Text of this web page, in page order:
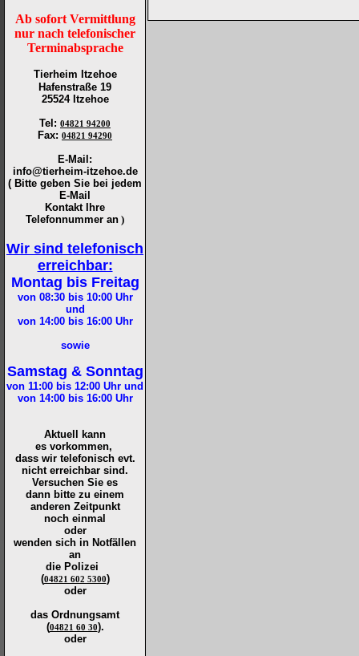
Ab sofort Vermittlung
nur nach telefonischer
Terminabsprache
Tierheim Itzehoe
Hafenstraße 19
25524 Itzehoe
Tel : 04821 94200
Fax: 04821 94290
E-Mail:
info@tierheim-itzehoe.de
( Bitte geben Sie bei jedem
E-Mail
Kontakt Ihre
Telefonnummer an )
Wir sind telefonisch
erreichbar:
Montag bis Freitag
von 08:30 bis 10:00Uhr
und
von 14:00 bis 16:00Uhr
sowie
Samstag & Sonntag
von 11:00 bis 12:00 Uhr und
von 14:00 bis 16:00Uhr
Aktuell kann
es vorkommen,
dass wir telefonisch evt.
nicht erreichbar sind.
Versuchen Sie es
dann bitte zu einem
anderen Zeitpunkt
noch einmal
oder
wenden sich in Notfällen
an
die Polizei
(04821 602 5300)
oder
das Ordnungsamt
(04821 60 30).
oder